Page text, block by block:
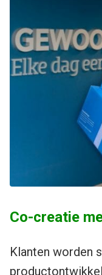
Co-creatie
Klanten worden